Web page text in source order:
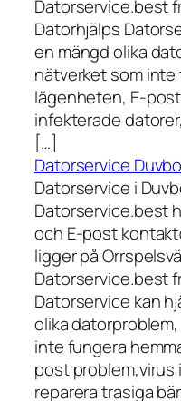
Datorservice.best
Datorhjälps
en mängd olika
nätverket som inte
lägenheten, E-
infekterade
[…]
Datorservice
Datorservice i
Datorservice.best
och E-post
ligger på
Datorservice.best
Datorservice kan
olika
inte fungera
post
reparera trasiga